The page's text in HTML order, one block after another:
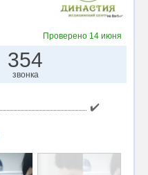
Проверено 14 июня
354
звонка
✔️